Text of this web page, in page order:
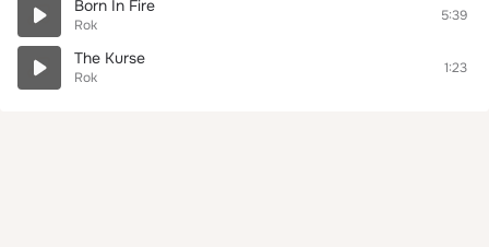
Born In Fire
Rok
5:39
The Kurse
Rok
1:23